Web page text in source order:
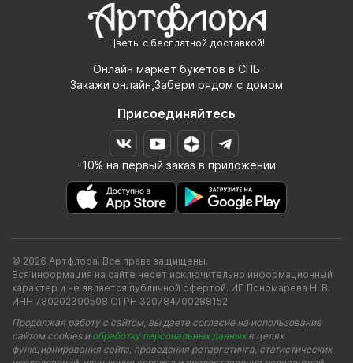
Цветы с бесплатной доставкой!
Онлайн маркет букетов в СПБ
Закажи онлайн,Забери рядом с домом
Присоединяйтесь
-10% на первый заказ в приложении
© 2026 Артфлора. Все права защищены.
Вся информация на сайте несет исключительно информационный
характер и не является публичной офертой. ИП Пономарева Н. В.
ИНН 780202390508 ОГРН 320784700288152
Продолжая работу с сайтом, вы даете согласие на использование
сайтом cookies и обработку персональных данныхв целях
функционирования сайта, проведения ретаргетинга, статистических